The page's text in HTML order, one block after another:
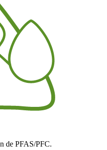
de PFAS/PFC.